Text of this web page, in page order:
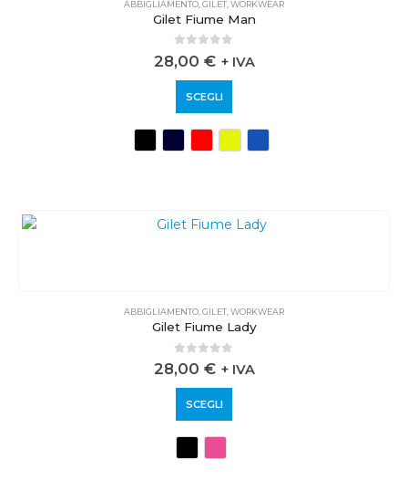
ABBIGLIAMENTO GILET WORKWEAR
Gilet Fiume Man
0out of 5
28,00 € + IVA
SCEGLI
ABBIGLIAMENTO,GILET,WORKWEAR
Gilet Fiume Lady
0out of 5
28,00 € + IVA
SCEGLI